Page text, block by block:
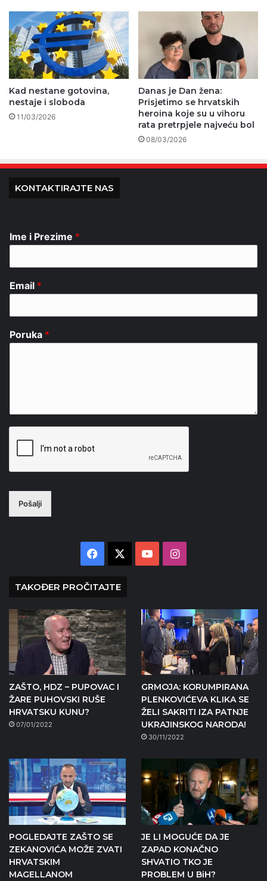
Kad nestane gotovina,
nestaje i sloboda
11/03/2026
Danas je Dan žena:
Prisjetimo se hrvatskih
heroina koje su u vihoru
rata pretrpjele najveću bol
08/03/2026
KONTAKTIRAJTE NAS
Ime i Prezime *
Email *
Poruka *
Pošalji
Facebook YouTubeInstagram
TAKOĐER PROČITAJTE
ZAŠTO, HDZ – PUPOVAC I
ŽARE PUHOVSKI RUŠE
HRVATSKU KUNU?
07/01/2022
GRMOJA: KORUMPIRANA
PLENKOVIĆEVA KLIKA SE
ŽELI SAKRITI IZA PATNJE
UKRAJINSKOG NARODA!
30/11/2022
POGLEDAJTE ZAŠTO SE
ZEKANOVIĆA MOŽE ZVATI
HRVATSKIM
MAGELLANOM
JE LI MOGUĆE DA JE
ZAPAD KONAČNO
SHVATIO TKO JE
PROBLEM U BiH?